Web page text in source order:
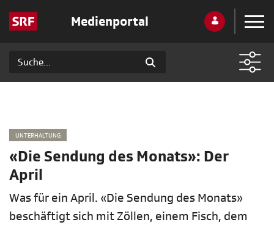
Medienportal
UNTERHALTUNG
«Die Sendung des Monats»: Der
April
Was für ein April. «Die Sendung des Monats»
beschäftigt sich mit Zöllen, einem Fisch, dem